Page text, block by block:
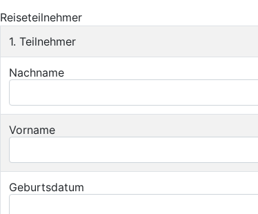
Reiseteilnehmer
1. Teilnehmer
Nachname
Vorname
Geburtsdatum